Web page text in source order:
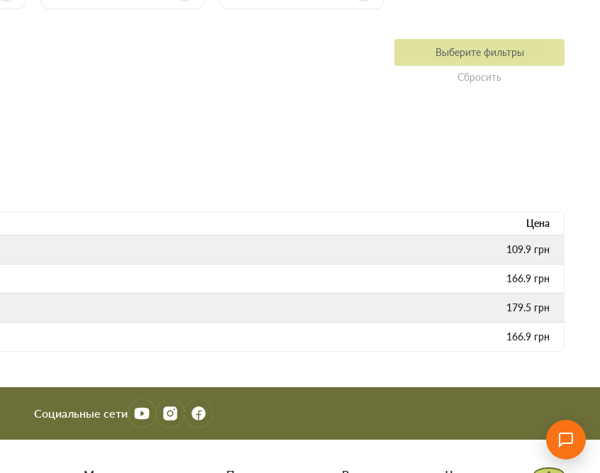
Сбросить
Выберите фильтры
Цена
109.9 грн
166.9 грн
179.5 грн
166.9 грн
Социальные сети